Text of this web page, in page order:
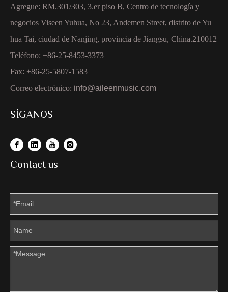
Agregue: RM.301/303, 3.er piso B, Centro de tecnología y
negocios Viseen Yuhua, No 23, Andemen Street, distrito de Yu
hua Tai, ciudad de Nanjing, provincia de Jiangsu, China.210012
Teléfono: +86-25-8453-3373
Fax: +86-25-5807-1583
Correo electrónico: info@aileenmusic.com
SÍGANOS
Contact us